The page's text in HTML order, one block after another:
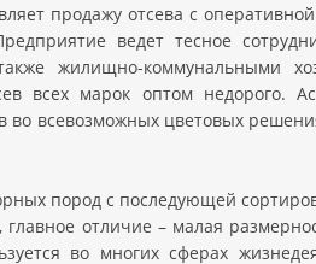
продажу отсева с
ведет тесное
жилищно-коммунальными
всех марок оптом недорого.
во всевозможных цветовых
пород с последующей
отличие – малая
во многих сферах